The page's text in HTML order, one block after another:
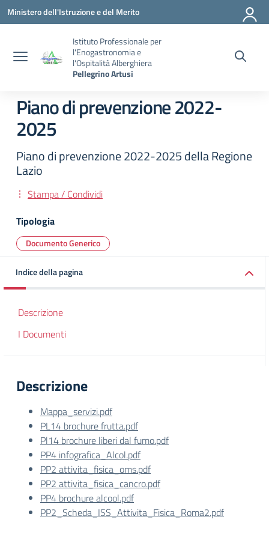
Vai ai contenuti
Vai al menu di navigazione
Vai al footer
Ministero dell'Istruzione e del Merito
Istituto Professionale per
l'Enogastronomia e
l'Ospitalità Alberghiera
Pellegrino Artusi
Piano di prevenzione 2022-
2025
Piano di prevenzione 2022-2025 della Regione
Lazio
Stampa / Condividi
Tipologia
Documento Generico
Indice della pagina
Descrizione
I Documenti
Descrizione
Mappa_servizi.pdf
PL14 brochure frutta.pdf
Pl14 brochure liberi dal fumo.pdf
PP4 infografica_Alcol.pdf
PP2 attivita_fisica_oms.pdf
PP2 attivita_fisica_cancro.pdf
PP4 brochure alcool.pdf
PP2_Scheda_ISS_Attivita_Fisica_Roma2.pdf